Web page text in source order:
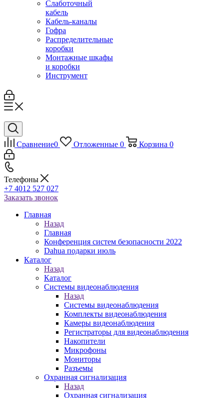
Слаботочный
кабель
Кабель-каналы
Гофра
Распределительные
коробки
Монтажные шкафы
и коробки
Инструмент
Сравнение0 Отложенные 0 Корзина 0
Телефоны
+7 4012 527 027
Заказать звонок
Главная
Назад
Главная
Конференция систем безопасности 2022
Dahua подарки июль
Каталог
Назад
Каталог
Системы видеонаблюдения
Назад
Системы видеонаблюдения
Комплекты видеонаблюдения
Камеры видеонаблюдения
Регистраторы для видеонаблюдения
Накопители
Микрофоны
Мониторы
Разъемы
Охранная сигнализация
Назад
Охранная сигнализация